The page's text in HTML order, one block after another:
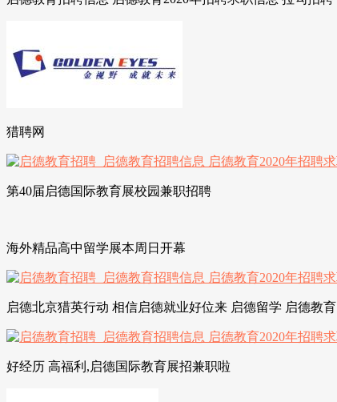
猎聘网
第40届启德国际教育展校园兼职招聘
海外精品高中留学展本周日开幕
启德北京猎英行动 相信启德就业好位来 启德留学 启德教育
好经历 高福利,启德国际教育展招兼职啦